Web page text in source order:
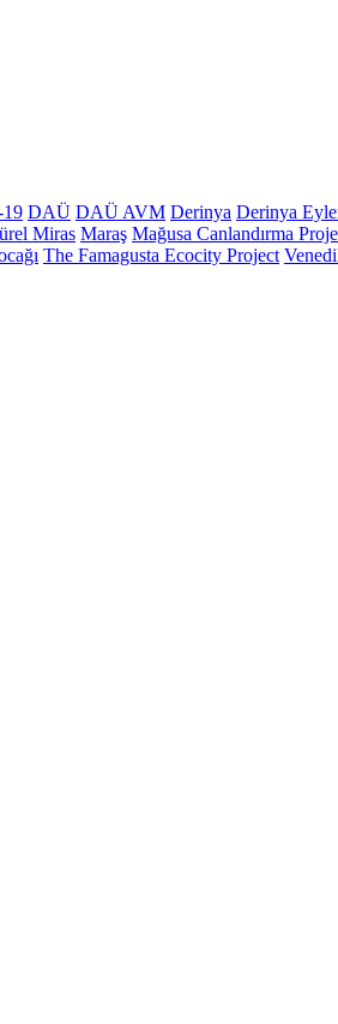
DAÜ DAÜ AVM Derinya Derinya
Miras Maraş Mağusa Canlandırma
The Famagusta Ecocity Project